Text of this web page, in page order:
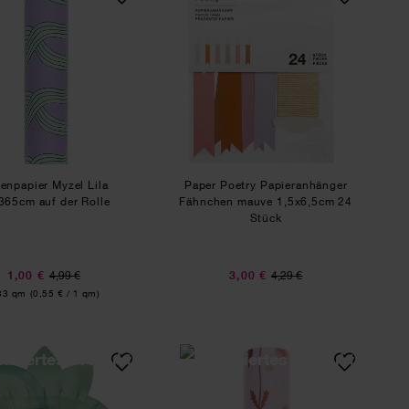
Myzel Lila
auf der Rolle
1,00 € 4,99 €
qm (0,55 € / 1 qm)
Paper Poetry Papieranhänger
Fähnchen mauve 1,5x6,5cm 24
Stück
3,00 € 4,29 €
Spray Herzen neon orange 200x70cm 70g/m²
Pappteller Erdbeere 17x23cm 8 StückPaper Poetry